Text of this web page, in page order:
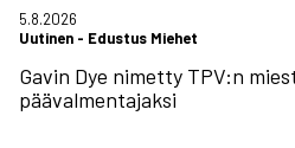
5.8.2026
Uutinen - Edustus Miehet
Gavin Dye nimetty TPV:n
päävalmentajaksi